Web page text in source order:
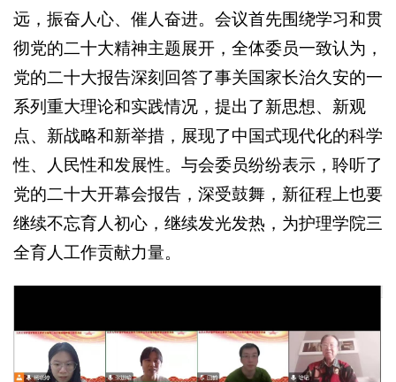
远，振奋人心、催人奋进。会议首先围绕学习和贯
彻党的二十大精神主题展开，全体委员一致认为，
党的二十大报告深刻回答了事关国家长治久安的一
系列重大理论和实践情况，提出了新思想、新观
点、新战略和新举措，展现了中国式现代化的科学
性、人民性和发展性。与会委员纷纷表示，聆听了
党的二十大开幕会报告，深受鼓舞，新征程上也要
继续不忘育人初心，继续发光发热，为护理学院三
全育人工作贡献力量。